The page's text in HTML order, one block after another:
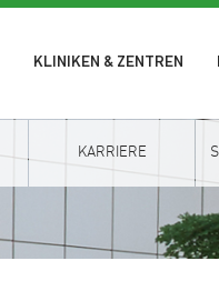
KLINIKEN & ZENTREN
KARRIERE